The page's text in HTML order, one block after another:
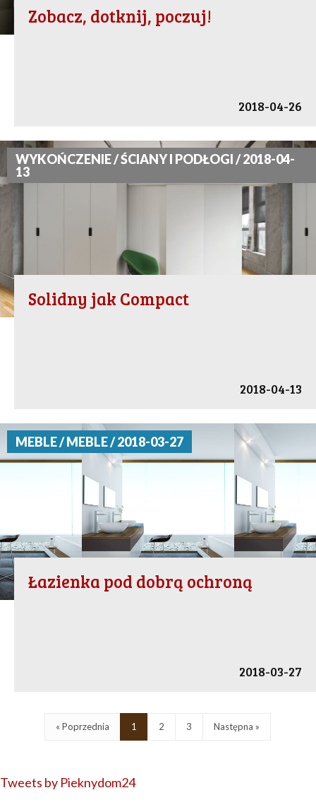
Zobacz, dotknij, poczuj!
2018-04-26
WYKOŃCZENIE / ŚCIANY I PODŁOGI / 2018-04-
13
Solidny jak Compact
2018-04-13
MEBLE / MEBLE / 2018-03-27
Łazienka pod dobrą ochroną
2018-03-27
« Poprzednia 1 2 3 Następna »
Tweets by Pieknydom24